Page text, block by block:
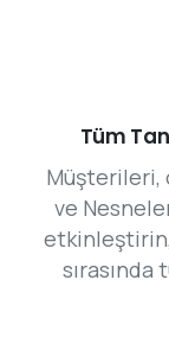
Tüm
Müşterileri,
ve
sırasında